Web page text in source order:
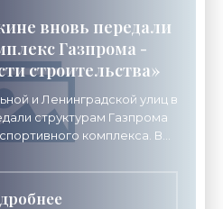
вновь передали
Газпрома -
строительства»
и Ленинградской улиц в
структурам Газпрома
комплекса. В
году,